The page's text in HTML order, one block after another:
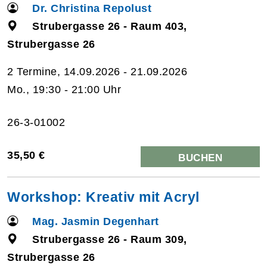
Dr. Christina Repolust
Strubergasse 26 - Raum 403,
Strubergasse 26
2 Termine, 14.09.2026 - 21.09.2026
Mo., 19:30 - 21:00 Uhr
26-3-01002
35,50 € BUCHEN
Workshop: Kreativ mit Acryl
Mag. Jasmin Degenhart
Strubergasse 26 - Raum 309,
Strubergasse 26